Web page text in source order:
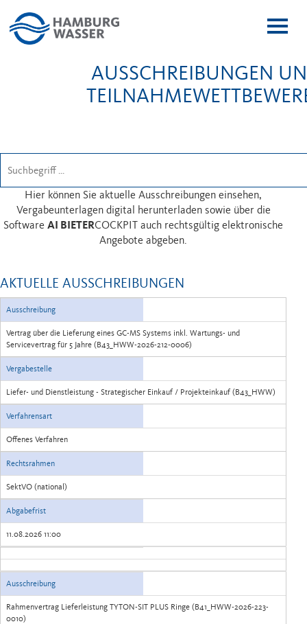
AUSSCHREIBUNGEN
Hier können Sie aktuelle Ausschreibungen einsehen,
Vergabeunterlagen digital herunterladen sowie über die
Software AI BIETERCOCKPIT auch rechtsgültig elektronische
Angebote abgeben.
AKTUELLE AUSSCHREIBUNGEN
Ausschreibung
Vertrag über die Lieferung eines GC-MS Systems inkl. Wartungs- und
Servicevertrag für 5 Jahre (B43_HWW-2026-212-0006)
Vergabestelle
Liefer- und Dienstleistung - Strategischer Einkauf / Projekteinkauf (B43_HWW)
Verfahrensart
Offenes Verfahren
Rechtsrahmen
SektVO (national)
Abgabefrist
11.08.2026 11:00
Ausschreibung
Rahmenvertrag Lieferleistung TYTON-SIT PLUS Ringe (B41_HWW-2026-223-
0010)